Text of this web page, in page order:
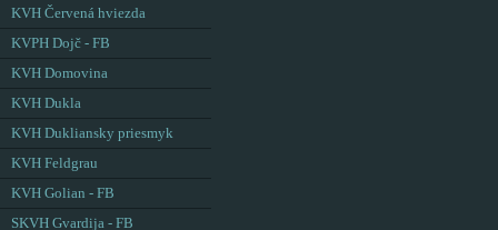
KVH Červená hviezda
KVPH Dojč - FB
KVH Domovina
KVH Dukla
KVH Dukliansky priesmyk
KVH Feldgrau
KVH Golian - FB
SKVH Gvardija - FB